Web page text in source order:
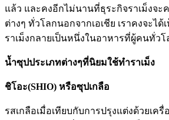
แล้ว และคงอีกไม่นานที่ธุระกิจราเม็งจะ
ต่างๆ ทั่วโลกนอกจากเอเชีย เราคงจะไ
ราเม็งกลายเป็นหนึ่งในอาหารที่ผู้คนทั่ว
น้ำซุปประเภทต่างๆที่นิยมใช้ทำราเม็ง
ชิโอะ(SHIO) หรือซุปเกลือ
รสเกลือเมื่อเทียบกับการปรุงแต่งด้วยเค